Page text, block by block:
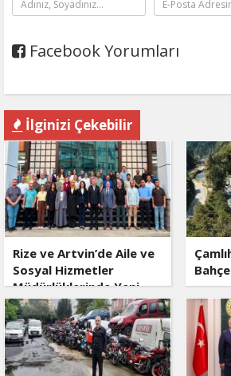
Facebook Yorumları
İlginizi Çekebilir
Rize ve Artvin’de Aile ve
Sosyal Hizmetler
Müdürlüklerinde Yeni
Dönem